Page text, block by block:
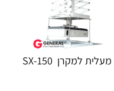
מעלית למקרן SX-150